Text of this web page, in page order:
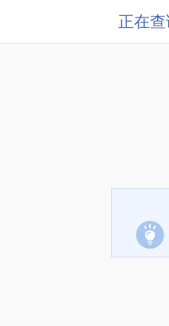
正在查